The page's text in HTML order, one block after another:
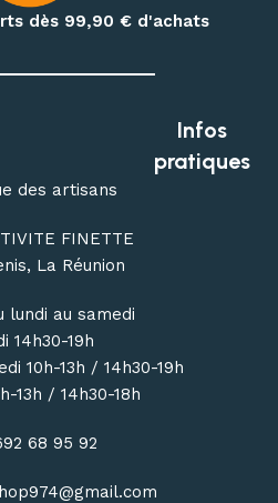
hamacs, moustiquaires,
d’escalade, de canyoning, de
partout à La Réunion.
dès 99,90 € d'achats
Infos
pratiques
des artisans
FINETTE
La Réunion
lundi au samedi
14h30-19h
10h-13h / 14h30-19h
13h / 14h30-18h
68 95 92